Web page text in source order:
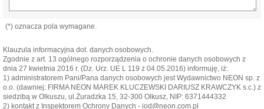
(*) oznacza pola wymagane.
Klauzula informacyjna dot. danych osobowych.
Zgodnie z art. 13 ogólnego rozporządzenia o ochronie danych osobowych z
dnia 27 kwietnia 2016 r. (Dz. Urz. UE L 119 z 04.05.2016) informuję, iż:
1) administratorem Pani/Pana danych osobowych jest Wydawnictwo NEON sp. z
o.o. (dawniej: FIRMA NEON MAREK KLUCZEWSKI DARIUSZ KRAWCZYK s.c.) z
siedzibą w Olkuszu, ul.Żuradzka 15, 32-300 Olkusz, NIP: 6371444332
2) kontakt z Inspektorem Ochrony Danych - iod@neon.com.pl